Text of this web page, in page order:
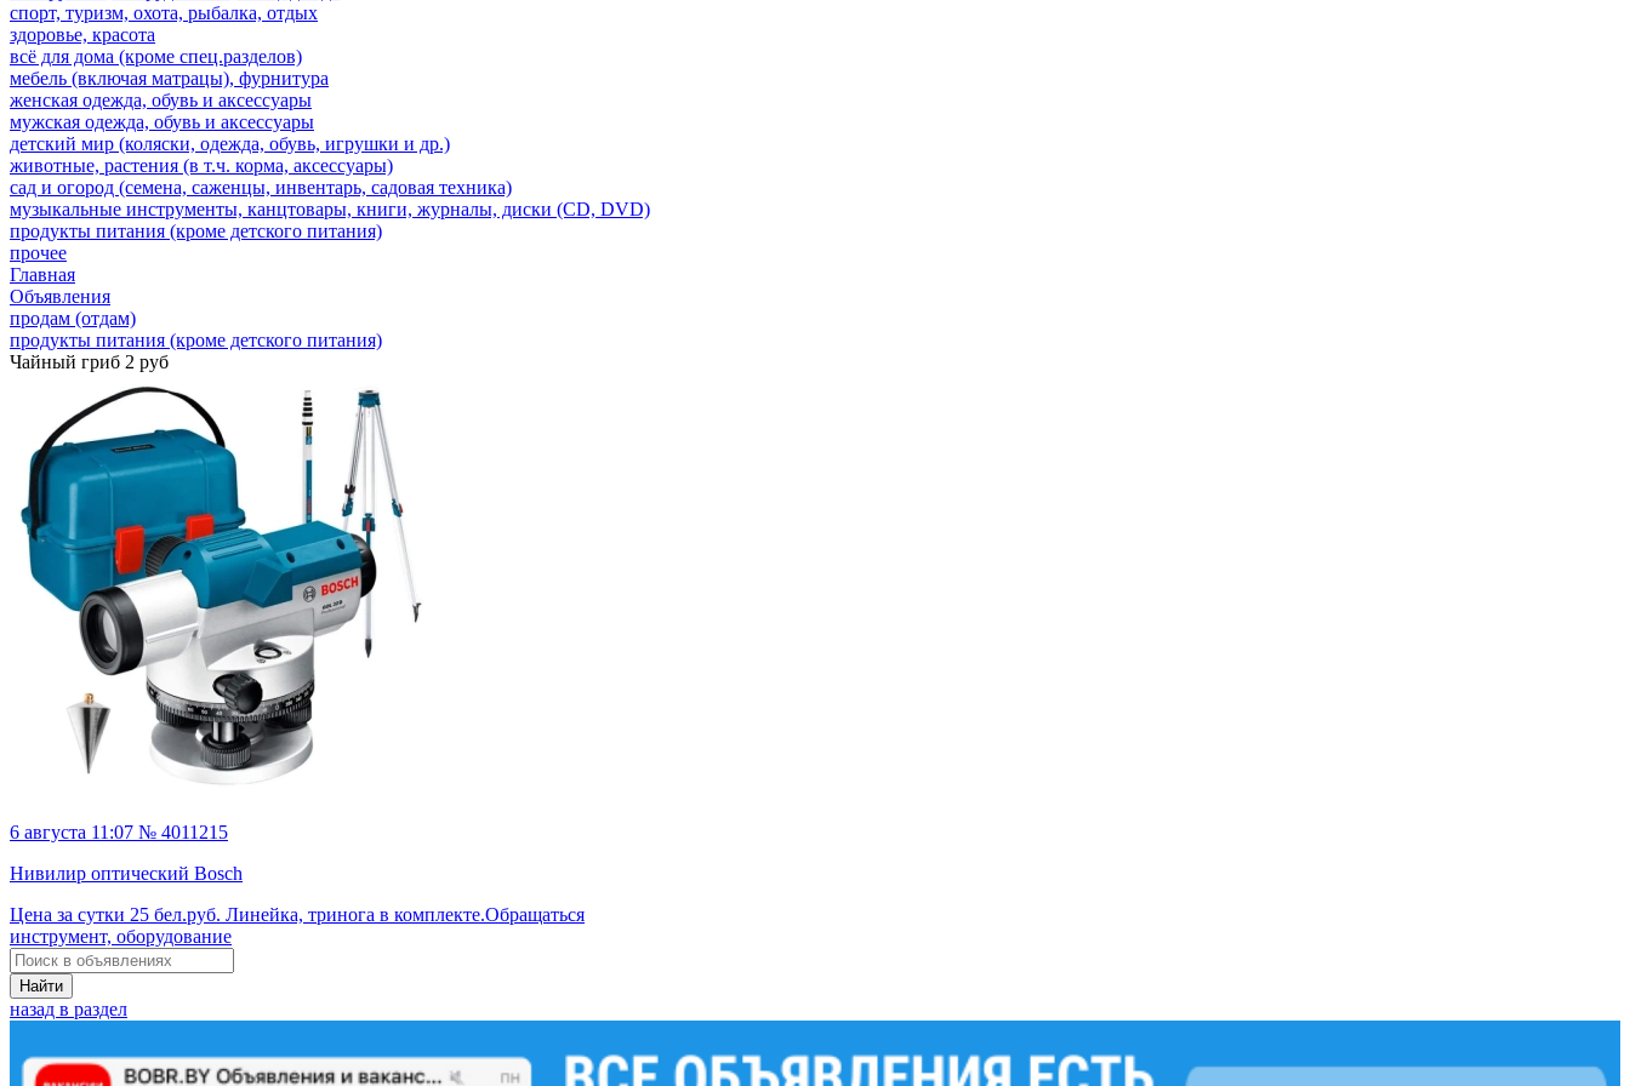
спорт, туризм, охота, рыбалка, отдых
здоровье, красота
всё для дома (кроме спец.разделов)
мебель (включая матрацы), фурнитура
женская одежда, обувь и аксессуары
мужская одежда, обувь и аксессуары
детский мир (коляски, одежда, обувь, игрушки и др.)
животные, растения (в т.ч. корма, аксессуары)
сад и огород (семена, саженцы, инвентарь, садовая техника)
музыкальные инструменты, канцтовары, книги, журналы, диски (CD, DVD)
продукты питания (кроме детского питания)
прочее
Главная
Объявления
продам (отдам)
продукты питания (кроме детского питания)
Чайный гриб 2 руб
6 августа 11:07 № 4011215
Нивилир оптический Bosch
Цена за сутки 25 бел.руб. Линейка, тринога в комплекте.Обращаться
инструмент, оборудование
Найти
назад в раздел